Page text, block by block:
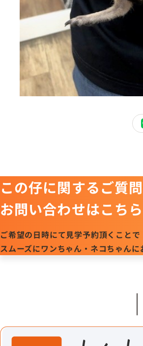
この仔に関するご質
お問い合わせはこちら
ご希望の日時にて見学予約頂くことで
スムーズにワンちゃん・ネコちゃんに